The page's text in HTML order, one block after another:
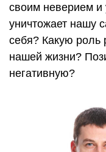
своим неверием и
уничтожает нашу
себя? Какую роль
нашей жизни?
негативную?